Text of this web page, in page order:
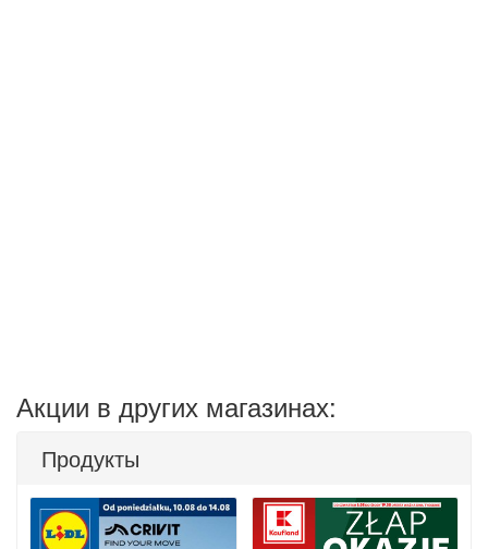
Акции в других магазинах:
Продукты